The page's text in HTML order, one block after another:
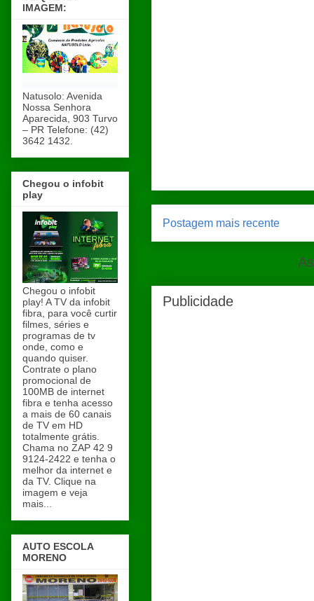
Postagem mais recente
Publicidade
IMAGEM:
Natusolo: Avenida
Nossa Senhora
Aparecida, 903 Turvo
– PR Telefone: (42)
3642 1432.
Chegou o infobit
play
Chegou o infobit
play! A TV da infobit
fibra, para você curtir
filmes, séries e
programas de tv
onde, como e
quando quiser.
Contrate o plano
promocional de
100MB de internet
fibra e tenha acesso
a mais de 60 canais
de TV em HD
totalmente grátis.
Chama no ZAP 42 9
9124-2422 e tenha o
melhor da internet e
da TV. Clique na
imagem e veja
mais...
AUTO ESCOLA
MORENO